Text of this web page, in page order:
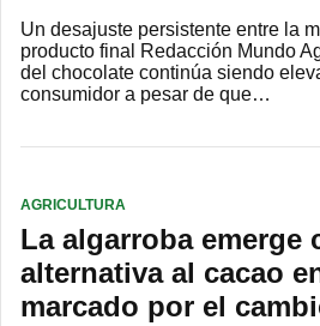
Un desajuste persistente entre la
producto final Redacción Mundo
del chocolate continúa siendo
consumidor a pesar de que…
AGRICULTURA
La algarroba emerge
alternativa al cacao
marcado por el